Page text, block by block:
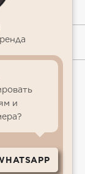
5
и